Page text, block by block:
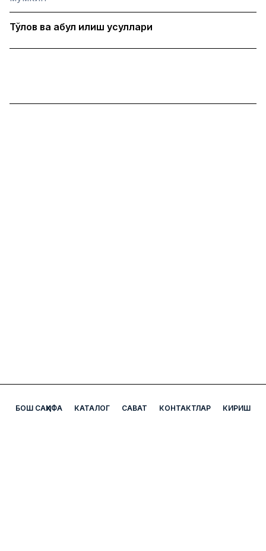
Тўлов ва қабул қилиш усуллари
БОШ САҲИФА КАТАЛОГ САВАТ КОНТАКТЛАР КИРИШ